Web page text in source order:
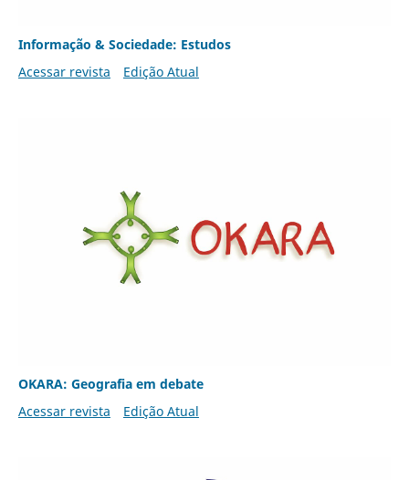
Informação & Sociedade: Estudos
Acessar revista
Edição Atual
OKARA: Geografia em debate
Acessar revista
Edição Atual